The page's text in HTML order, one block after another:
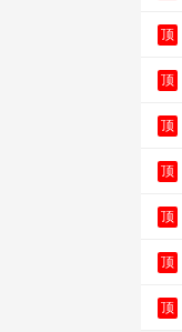
顶
顶
顶
顶
顶
顶
顶